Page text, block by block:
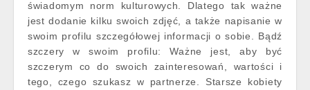
świadomym norm kulturowych. Dlatego tak ważne
jest dodanie kilku swoich zdjęć, a także napisanie w
swoim profilu szczegółowej informacji o sobie. Bądź
szczery w swoim profilu: Ważne jest, aby być
szczerym co do swoich zainteresowań, wartości i
tego, czego szukasz w partnerze. Starsze kobiety